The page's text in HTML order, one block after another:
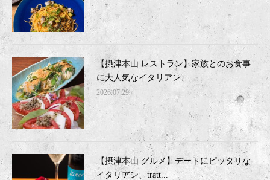
【摂津本山 レストラン】家族とのお食事
に大人気なイタリアン、...
2026.07.29
【摂津本山 グルメ】デートにピッタリな
イタリアン、tratt...